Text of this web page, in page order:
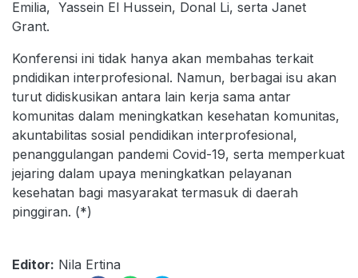
Emilia, Yassein El Hussein, Donal Li, serta Janet
Grant.
Konferensi ini tidak hanya akan membahas terkait
pndidikan interprofesional. Namun, berbagai isu akan
turut didiskusikan antara lain kerja sama antar
komunitas dalam meningkatkan kesehatan komunitas,
akuntabilitas sosial pendidikan interprofesional,
penanggulangan pandemi Covid-19, serta memperkuat
jejaring dalam upaya meningkatkan pelayanan
kesehatan bagi masyarakat termasuk di daerah
pinggiran. (*)
Editor: Nila Ertina